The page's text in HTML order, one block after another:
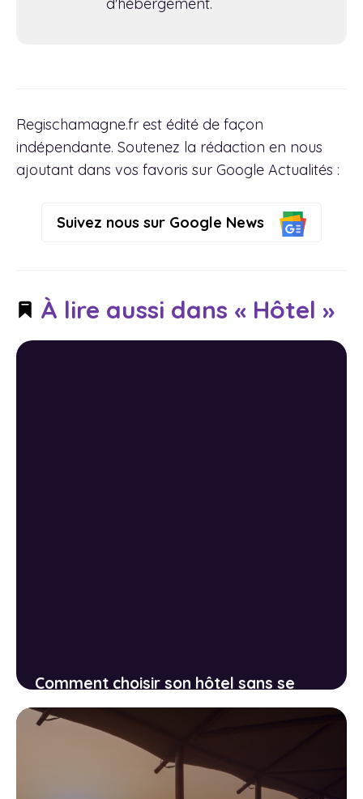
d'hébergement.
Regischamagne.fr est édité de façon
indépendante. Soutenez la rédaction en nous
ajoutant dans vos favoris sur Google Actualités :
Suivez nous sur Google News
À lire aussi dans « Hôtel »
Comment choisir son hôtel sans se
tromper : décrypter les avis et repérer
les pièges